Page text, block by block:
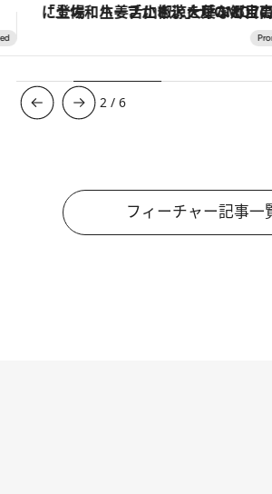
【夏限定ディナーコース】旬を迎える稚鮎や花ズッキーニなどをイタリア・トスカーナの郷土料理の手法
3 /6
フィーチャー記事一